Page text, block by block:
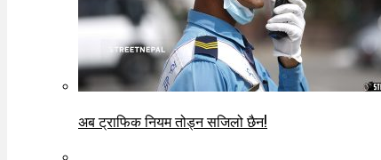
अब ट्राफिक नियम तोड्न सजिलो छैन!